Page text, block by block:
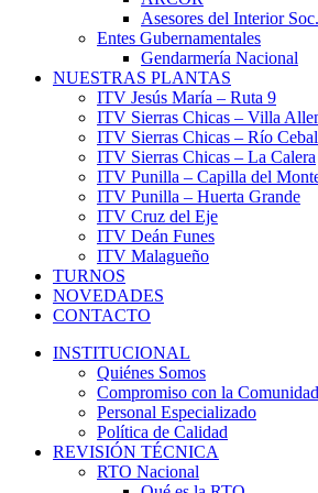
Asesores del Interior
Entes Gubernamentales
Gendarmería Nacional
NUESTRAS PLANTAS
ITV Jesús María – Ruta 9
ITV Sierras Chicas – Villa
ITV Sierras Chicas – Río
ITV Sierras Chicas – La Calera
ITV Punilla – Capilla del
ITV Punilla – Huerta Grande
ITV Cruz del Eje
ITV Deán Funes
ITV Malagueño
TURNOS
NOVEDADES
CONTACTO
INSTITUCIONAL
Quiénes Somos
Compromiso con la Comunidad
Personal Especializado
Política de Calidad
REVISIÓN TÉCNICA
RTO Nacional